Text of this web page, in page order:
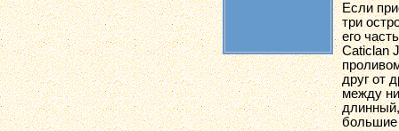
Если
три
его
Caticlan
друг от
между
длинный,